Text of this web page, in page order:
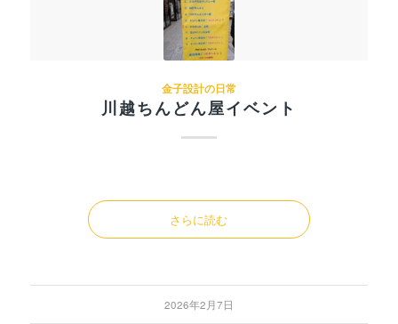
金子設計の日常
川越ちんどん屋イベント
さらに読む
2026年2月7日